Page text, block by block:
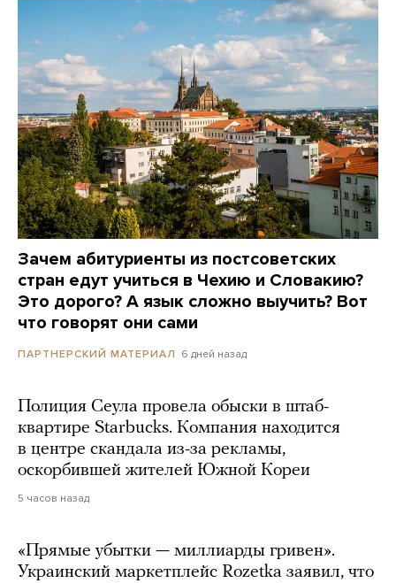
Зачем абитуриенты из постсоветских
стран едут учиться в Чехию и Словакию?
Это дорого? А язык сложно выучить? Вот
что говорят они сами
ПАРТНЕРСКИЙ МАТЕРИАЛ 6 дней назад
Полиция Сеула провела обыски в штаб-
квартире Starbucks. Компания находится
в центре скандала из-за рекламы,
оскорбившей жителей Южной Кореи
5 часов назад
«Прямые убытки — миллиарды гривен».
Украинский маркетплейс Rozetka заявил, что